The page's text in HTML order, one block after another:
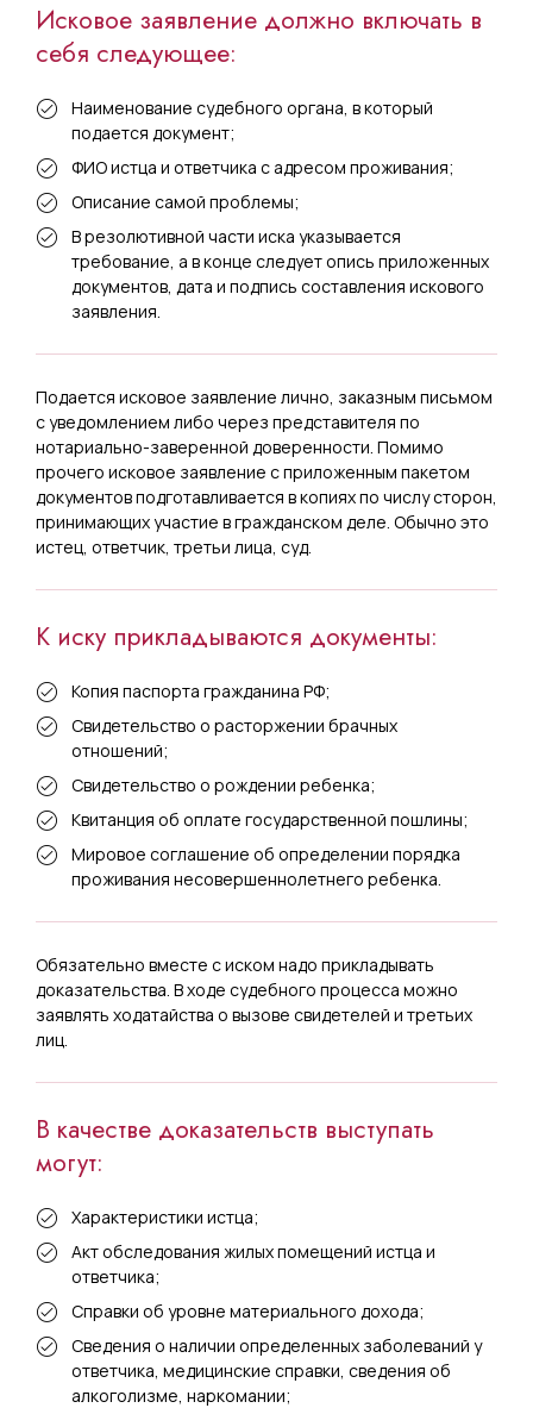
Исковое заявление должно включать в
себя следующее:
Наименование судебного органа, в который
подается документ;
ФИО истца и ответчика с адресом проживания;
Описание самой проблемы;
В резолютивной части иска указывается
требование, а в конце следует опись приложенных
документов, дата и подпись составления искового
заявления.
Подается исковое заявление лично, заказным письмом
с уведомлением либо через представителя по
нотариально-заверенной доверенности. Помимо
прочего исковое заявление с приложенным пакетом
документов подготавливается в копиях по числу сторон,
принимающих участие в гражданском деле. Обычно это
истец, ответчик, третьи лица, суд.
К иску прикладываются документы:
Копия паспорта гражданина РФ;
Свидетельство о расторжении брачных
отношений;
Свидетельство о рождении ребенка;
Квитанция об оплате государственной пошлины;
Мировое соглашение об определении порядка
проживания несовершеннолетнего ребенка.
Обязательно вместе с иском надо прикладывать
доказательства. В ходе судебного процесса можно
заявлять ходатайства о вызове свидетелей и третьих
лиц.
В качестве доказательств выступать
могут:
Характеристики истца;
Акт обследования жилых помещений истца и
ответчика;
Справки об уровне материального дохода;
Сведения о наличии определенных заболеваний у
ответчика, медицинские справки, сведения об
алкоголизме, наркомании;